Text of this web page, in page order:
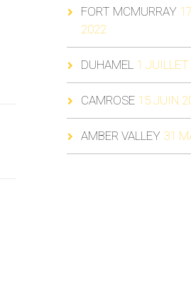
FORT MCMURRAY
2022
DUHAMEL 1
CAMROSE 15 JUIN
AMBER VALLEY 31